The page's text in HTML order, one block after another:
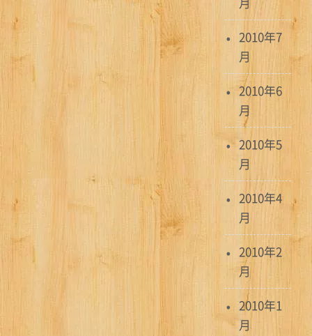
2010年7
月
2010年6
月
2010年5
月
2010年4
月
2010年2
月
2010年1
月